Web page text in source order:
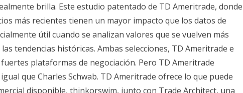
brilla. Este estudio patentado de TD Ameritrade, donde
más recientes tienen un mayor impacto que los datos de
útil cuando se analizan valores que se vuelven más
tendencias históricas. Ambas selecciones, TD Ameritrade e
plataformas de negociación. Pero TD Ameritrade
que Charles Schwab. TD Ameritrade ofrece lo que puede
disponible, thinkorswim, junto con Trade Architect, una